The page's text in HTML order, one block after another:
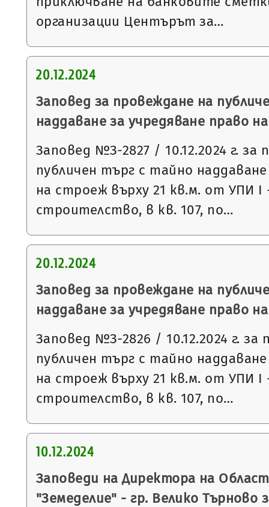
организации Центърът за…
20.12.2024
Заповед за провеждане на
наддаване за учредяване право
Заповед №З-2827 / 10.12.2024 г. за
публичен търг с тайно
на строеж върху 21 кв.м. от УПИ
строителство, в кв. 107, по…
20.12.2024
Заповед за провеждане на
наддаване за учредяване право
Заповед №З-2826 / 10.12.2024 г. за
публичен търг с тайно
на строеж върху 21 кв.м. от УПИ
строителство, в кв. 107, по…
10.12.2024
Заповеди на Директора на
"Земеделие" - гр. Велико Търново